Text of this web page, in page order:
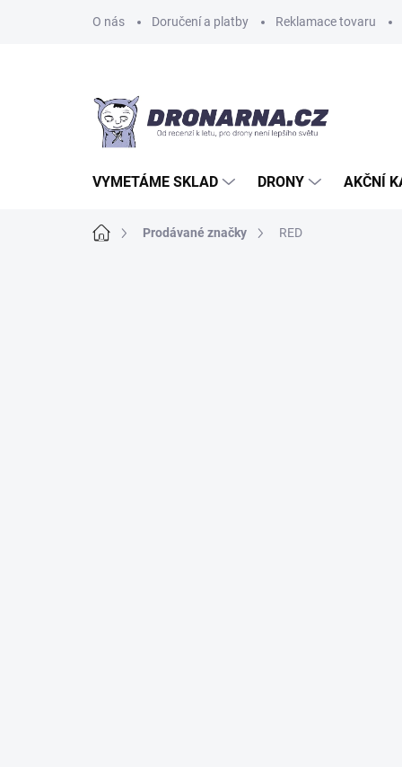
O nás Doručení a platby Reklamace tovaru
VYMETÁME SKLAD DRONY AKČNÍ
Domů Prodávané značky RED